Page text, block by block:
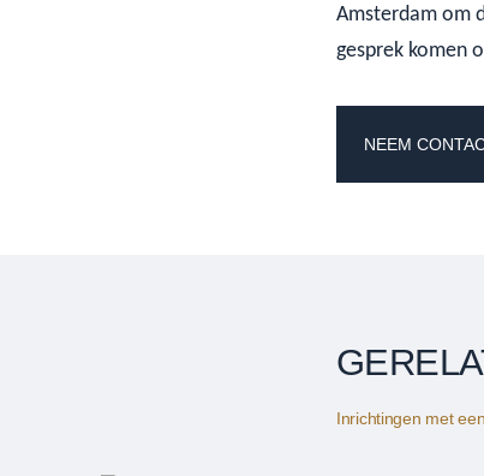
Amsterdam om
gesprek komen
NEEM
Inrichtingen met